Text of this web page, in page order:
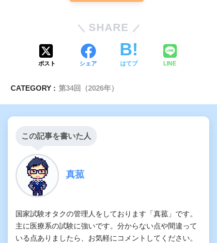
SHARE
ポスト シェア はてブ LINE
CATEGORY : 第34回（2026年）
この記事を書いた人
真菰
国家試験オタクの管理人をしております「真菰」です。
主に医療系の試験に強いです。分からない点や間違って
いる点ありましたら、お気軽にコメントしてください。